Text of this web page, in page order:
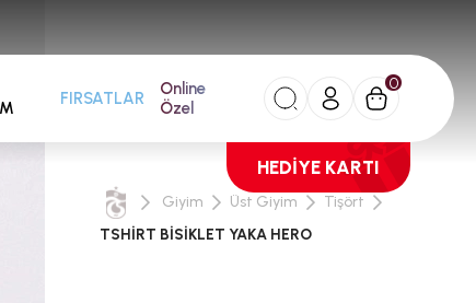
FIRSATLAR
Online
Özel
0
HEDİYE KARTI
Giyim Üst Giyim
Tişört
TSHİRT BİSİKLET YAKA HERO